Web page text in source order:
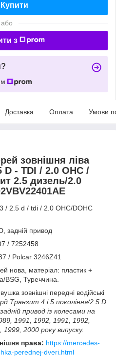
Купити
або
з
Доставка Оплата Умови
зовнішня ліва
- TDI / 2.0 OHC /
2.5 дизель/2.0
/ 2.5 d / tdi / 2.0 OHC/DOHC
задній привод
/ 7252458
/ Polcar 3246Z41
нова, матеріал: пластик +
BSG, Туреччина.
вушка зовнішні передні водійські
Транзит 4 і 5 покоління/2.5 D
привод із колесами на
1991, 1992, 1991, 1992,
2000 року випуску.
права: https://mercedes-
perednej-dveri.html